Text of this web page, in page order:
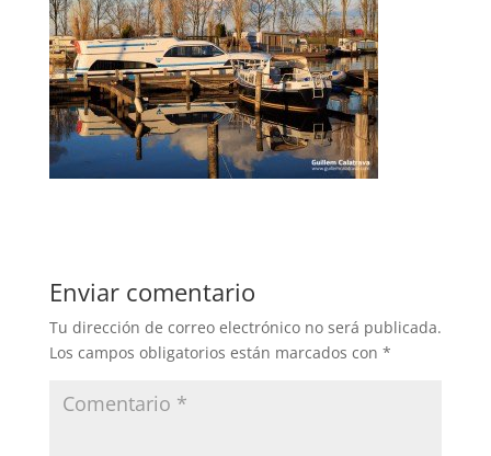
Enviar comentario
Tu dirección de correo electrónico no será publicada.
Los campos obligatorios están marcados con *